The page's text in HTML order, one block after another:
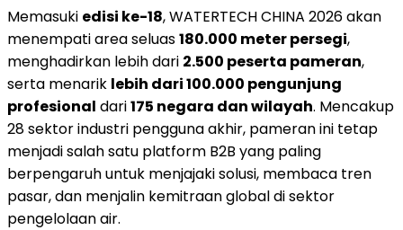
Memasuki edisi ke-18, WATERTECH CHINA 2026 akan
menempati area seluas180.000 meter persegi,
menghadirkan lebih dari 2.500 peserta pameran,
serta menarik lebih dari 100.000 pengunjung
profesional dari175 negara dan wilayah. Mencakup
28 sektor industri pengguna akhir, pameran ini tetap
menjadi salah satu platform B2B yang paling
berpengaruh untuk menjajaki solusi, membaca tren
pasar, dan menjalin kemitraan global di sektor
pengelolaan air.